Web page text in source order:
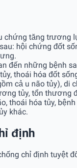
chứng tăng trương
hội chứng đốt
đến những bệnh
thoái hóa đốt
cả u não tủy), di
tủy, tổn thương
thoái hóa tủy,
khác.
định
chỉ định tuyệt